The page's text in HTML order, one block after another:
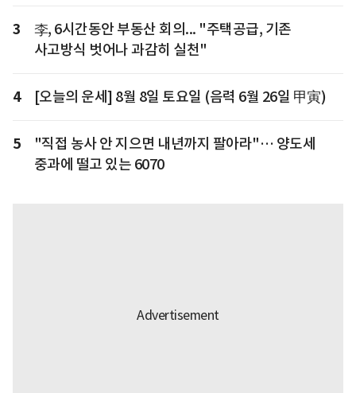
3
李, 6시간동안 부동산 회의... "주택공급, 기존
사고방식 벗어나 과감히 실천"
4 [오늘의 운세] 8월 8일 토요일 (음력 6월 26일 甲寅)
5
"직접 농사 안 지으면 내년까지 팔아라"… 양도세
중과에 떨고 있는 6070